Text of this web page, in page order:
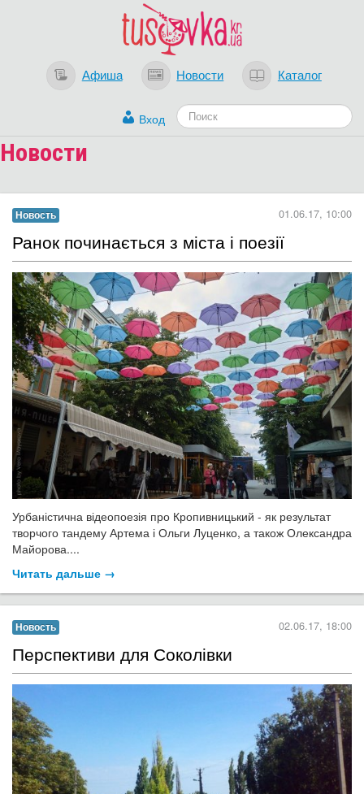
Афиша Новости Каталог
Вход
Новости
Новость 01.06.17, 10:00
Ранок починається з міста і поезії
Урбаністична відеопоезія про Кропивницький - як результат
творчого тандему Артема і Ольги Луценко, а також Олександра
Майорова....
Читать дальше →
Новость 02.06.17, 18:00
Перспективи для Соколівки